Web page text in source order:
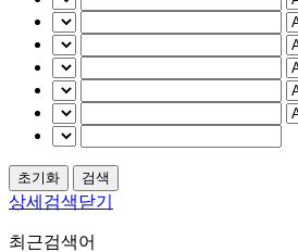
상세검색닫기
최근검색어